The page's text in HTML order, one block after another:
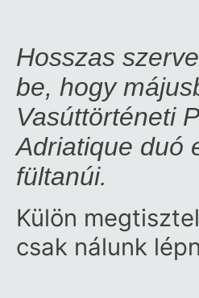
Hosszas
be, hogy
Vasúttörténeti
Adriatique duó
fültanúi.
Külön
csak nálunk